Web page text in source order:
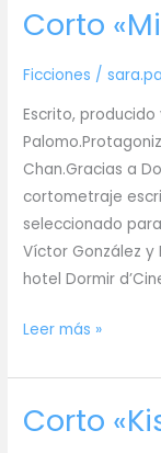
de
amigas
el
mio»
Corto
Ficciones /
Escrito,
Chan.Gracias a
cortometraje
seleccionado
Víctor González
hotel Dormir
Corto
Leer más »
Corto